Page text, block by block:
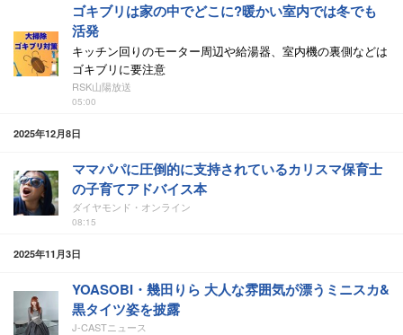
ゴキブリは家の中でどこに?暖かい室内では冬でも
活発
キッチン回りのモーター周辺や給湯器、室内機の裏側などは
ゴキブリに要注意
RSK山陽放送
05:00
2025年12月8日
ママパパに圧倒的に支持されているカリスマ保育士
の子育てアドバイス本
ダイヤモンド・オンライン
08:15
2025年11月3日
YOASOBI・幾田りら 大人な雰囲気が漂うミニスカ&
黒タイツ姿を披露
J-CASTニュース